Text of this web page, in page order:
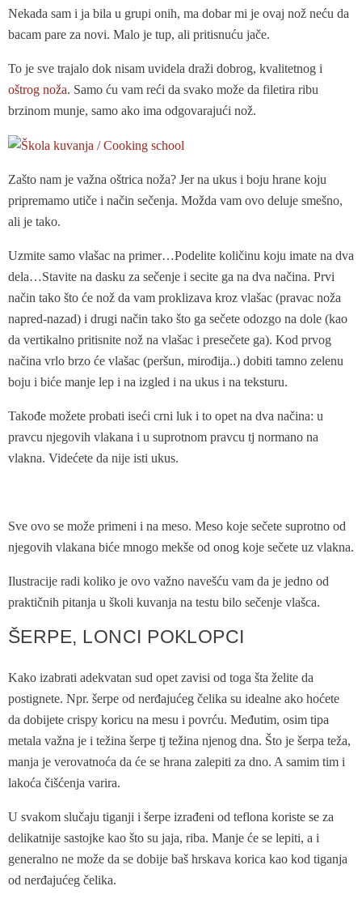
Nekada sam i ja bila u grupi onih, ma dobar mi je ovaj nož neću da
bacam pare za novi. Malo je tup, ali pritisnuću jače.
To je sve trajalo dok nisam uvidela draži dobrog, kvalitetnog i
oštrog noža. Samo ću vam reći da svako može da filetira ribu
brzinom munje, samo ako ima odgovarajući nož.
Zašto nam je važna oštrica noža? Jer na ukus i boju hrane koju
pripremamo utiče i način sečenja. Možda vam ovo deluje smešno,
ali je tako.
Uzmite samo vlašac na primer…Podelite količinu koju imate na dva
dela…Stavite na dasku za sečenje i secite ga na dva načina. Prvi
način tako što će nož da vam proklizava kroz vlašac (pravac noža
napred-nazad) i drugi način tako što ga sečete odozgo na dole (kao
da vertikalno pritisnite nož na vlašac i presečete ga). Kod prvog
načina vrlo brzo će vlašac (peršun, mirođija..) dobiti tamno zelenu
boju i biće manje lep i na izgled i na ukus i na teksturu.
Takođe možete probati iseći crni luk i to opet na dva načina: u
pravcu njegovih vlakana i u suprotnom pravcu tj normano na
vlakna. Videćete da nije isti ukus.
Sve ovo se može primeni i na meso. Meso koje sečete suprotno od
njegovih vlakana biće mnogo mekše od onog koje sečete uz vlakna.
Ilustracije radi koliko je ovo važno navešću vam da je jedno od
praktičnih pitanja u školi kuvanja na testu bilo sečenje vlašca.
ŠERPE, LONCI POKLOPCI
Kako izabrati adekvatan sud opet zavisi od toga šta želite da
postignete. Npr. šerpe od nerđajućeg čelika su idealne ako hoćete
da dobijete crispy koricu na mesu i povrću. Međutim, osim tipa
metala važna je i težina šerpe tj težina njenog dna. Što je šerpa teža,
manja je verovatnoća da će se hrana zalepiti za dno. A samim tim i
lakoća čišćenja varira.
U svakom slučaju tiganji i šerpe izrađeni od teflona koriste se za
delikatnije sastojke kao što su jaja, riba. Manje će se lepiti, a i
generalno ne može da se dobije baš hrskava korica kao kod tiganja
od nerđajućeg čelika.